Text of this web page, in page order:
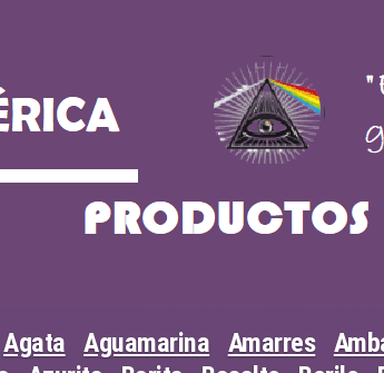
Agata Aguamarina Amarres